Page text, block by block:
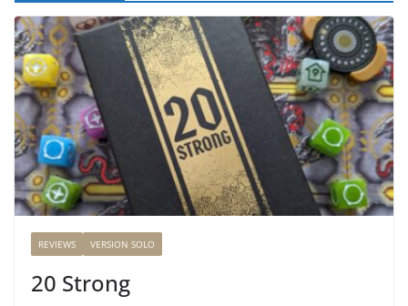
REVIEWS VERSION SOLO
20 Strong